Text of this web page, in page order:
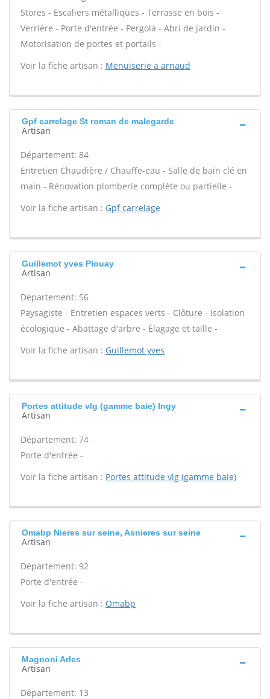
Stores - Escaliers métalliques - Terrasse en bois -
Verrière - Porte d'entrée - Pergola - Abri de jardin -
Motorisation de portes et portails -
Voir la fiche artisan : Menuiserie a arnaud
Gpf carrelage St roman de malegarde
Artisan
Département: 84
Entretien Chaudière / Chauffe-eau - Salle de bain clé en
main - Rénovation plomberie complète ou partielle -
Voir la fiche artisan : Gpf carrelage
Guillemot yves Plouay
Artisan
Département: 56
Paysagiste - Entretien espaces verts - Clôture - Isolation
écologique - Abattage d'arbre - Élagage et taille -
Voir la fiche artisan : Guillemot yves
Portes attitude vlg (gamme baie) Ingy
Artisan
Département: 74
Porte d'entrée -
Voir la fiche artisan : Portes attitude vlg (gamme baie)
Omabp Nieres sur seine, Asnieres sur seine
Artisan
Département: 92
Porte d'entrée -
Voir la fiche artisan : Omabp
Magnoni Arles
Artisan
Département: 13